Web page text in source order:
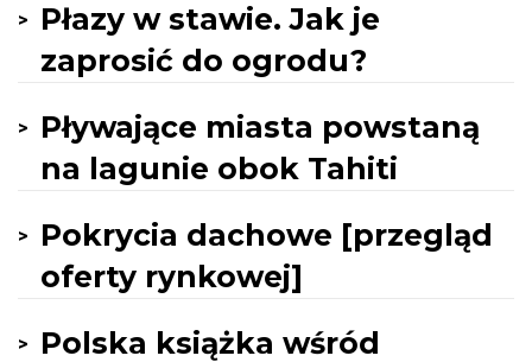
Płazy w stawie. Jak je
zaprosić do ogrodu?
Pływające miasta powstaną
na lagunie obok Tahiti
Pokrycia dachowe [przegląd
oferty rynkowej]
Polska książka wśród